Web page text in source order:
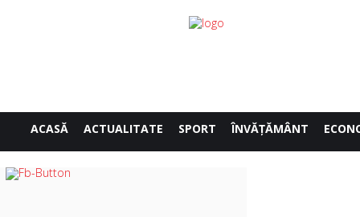
ACASĂ ACTUALITATE SPORT ÎNVĂŢĂMÂNT